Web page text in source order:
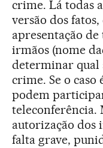
crime. Lá todas
versão dos
apresentação de
irmãos (nome
determinar qual
crime. Se o caso
podem
teleconferência.
autorização dos
falta grave,